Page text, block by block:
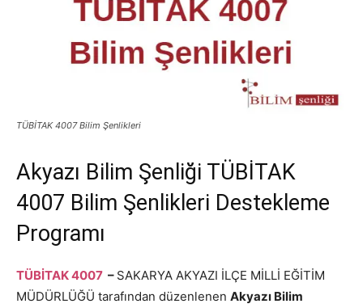
TÜBİTAK 4007 Bilim Şenlikleri
Akyazı Bilim Şenliği TÜBİTAK
4007 Bilim Şenlikleri Destekleme
Programı
TÜBİTAK 4007 – SAKARYA AKYAZI İLÇE MİLLİ EĞİTİM
MÜDÜRLÜĞÜ tarafından düzenlenen Akyazı Bilim